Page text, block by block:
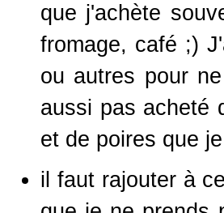
que j'achète
fromage, café ;)
ou autres pour
aussi pas acheté
et de poires que
il faut rajouter à